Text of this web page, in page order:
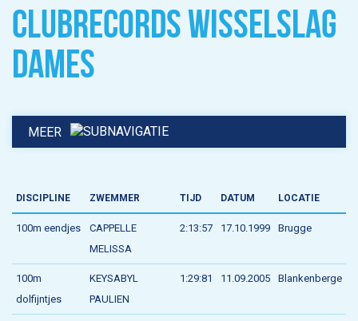
CLUBRECORDS WISSELSLAG
DAMES
MEER
DISCIPLINE ZWEMMER TIJD DATUM LOCATIE
100m eendjes
CAPPELLE
MELISSA
2:13:57 17.10.1999 Brugge
100m
dolfijntjes
KEYSABYL
PAULIEN
1:29:81 11.09.2005 Blankenberge